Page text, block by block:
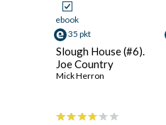
ebook
35 pkt
Slough House (#6).
Joe Country
Mick Herron